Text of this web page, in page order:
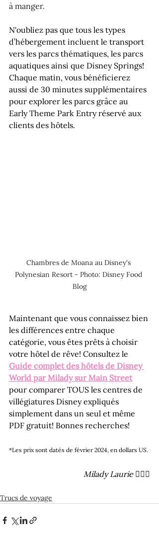
à manger.
N'oubliez pas que tous les types
d’hébergement incluent le transport
vers les parcs thématiques, les parcs
aquatiques ainsi que Disney Springs!
Chaque matin, vous bénéficierez
aussi de 30 minutes supplémentaires
pour explorer les parcs grâce au
Early Theme Park Entry réservé aux
clients des hôtels.
Chambres de Moana au Disney's
Polynesian Resort - Photo: Disney Food
Blog
Maintenant que vous connaissez bien
les différences entre chaque
catégorie, vous êtes prêts à choisir
votre hôtel de rêve! Consultez le
Guide complet des hôtels de Disney
World par Milady sur Main Street
pour comparer TOUS les centres de
villégiatures Disney expliqués
simplement dans un seul et même
PDF gratuit! Bonnes recherches!
*Les prix sont datés de février 2024, en dollars US.
Milady Laurie 🧚🏻‍♀️
Trucs de voyage